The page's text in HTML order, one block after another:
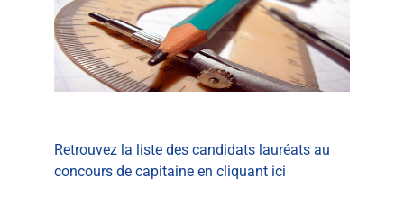
Retrouvez la liste des candidats lauréats au
concours de capitaine en cliquant ici